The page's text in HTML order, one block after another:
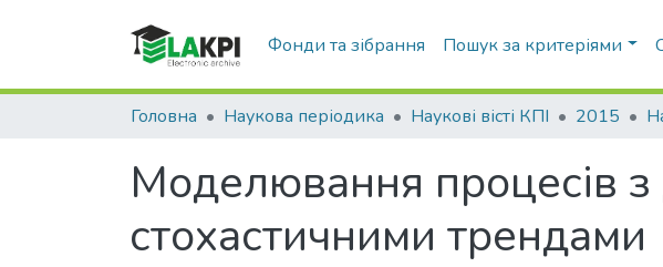
Фонди та зібрання Пошук за критеріями
Головна Наукова періодика Наукові вісті КПІ 2015
Моделювання процесів з
стохастичними трендами